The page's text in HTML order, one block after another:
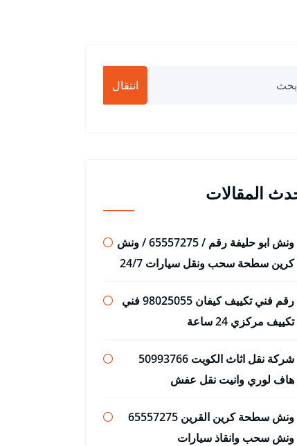
انتقال
المقالات
ونش ابو حليفة رقم / 65557275 / ونش
كرين سطحة سحب ونقل سيارات 24/7
رقم فني تكييف كيفان 98025055 فني
تكييف مركزي 24 ساعة
شركة نقل اثاث الكويت 50993766
هاف لوري وانيت نقل عفش
ونش سطحة كرين القرين 65557275
ونش سحب وانقاذ سيارات